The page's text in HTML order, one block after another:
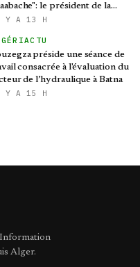
le président de la
présente ses
Y A 13 H
préside une séance de
consacrée à l'évaluation du
de l’hydraulique à Batna
Y A 15 H
Information
Alger.